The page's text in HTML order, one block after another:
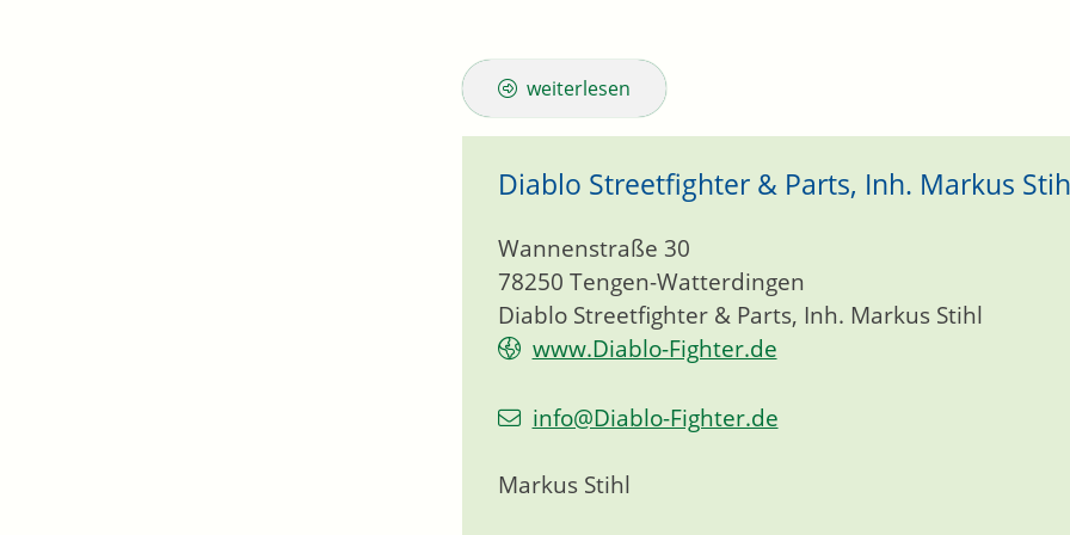
weiterlesen
Diablo Streetfighter & Parts, Inh. Markus
Diablo Streetfighter & Parts, Inh. Markus Stihl
Wannenstraße 30
78250 Tengen-Watterdingen
www.Diablo-Fighter.de
info@Diablo-Fighter.de
Markus Stihl